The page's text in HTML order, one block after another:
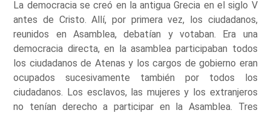
La democracia se creó en la antigua Grecia en el siglo V
antes de Cristo. Allí, por primera vez, los ciudadanos,
reunidos en Asamblea, debatían y votaban. Era una
democracia directa, en la asamblea participaban todos
los ciudadanos de Atenas y los cargos de gobierno eran
ocupados sucesivamente también por todos los
ciudadanos. Los esclavos, las mujeres y los extranjeros
no tenían derecho a participar en la Asamblea. Tres